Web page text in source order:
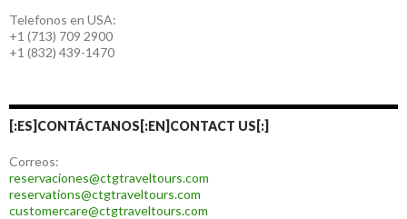
Telefonos en USA:
+1 (713) 709 2900
+1 (832) 439-1470
[:ES]CONTÁCTANOS[:EN]CONTACT US[:]
Correos:
reservaciones@ctgtraveltours.com
reservations@ctgtraveltours.com
customercare@ctgtraveltours.com